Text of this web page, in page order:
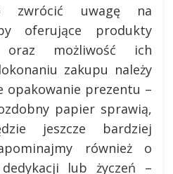
zwrócić uwagę na
oferujące produkty
oraz możliwość ich
zakupu należy
opakowanie prezentu –
papier sprawią,
jeszcze bardziej
również o
lub życzeń –